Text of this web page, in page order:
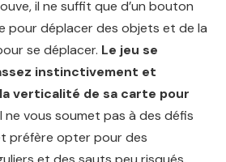
il ne suffit que d’un bouton
pour déplacer des objets et de la
se déplacer. Le jeu se
instinctivement et
verticalité de sa carte pour
ne vous soumet pas à des défis
préfère opter pour des